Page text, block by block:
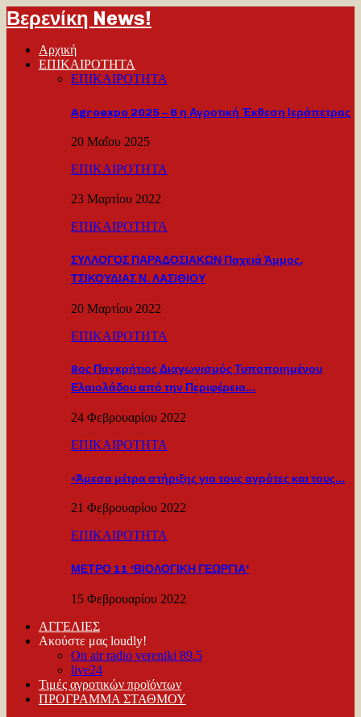
Βερενίκη News!
Αρχική
ΕΠΙΚΑΙΡΟΤΗΤΑ
ΕΠΙΚΑΙΡΟΤΗΤΑ
Agroexpo 2025 – 6 η Αγροτική Έκθεση Ιεράπετρας
20 Μαΐου 2025
ΕΠΙΚΑΙΡΟΤΗΤΑ
23 Μαρτίου 2022
ΕΠΙΚΑΙΡΟΤΗΤΑ
ΣΥΛΛΟΓΟΣ ΠΑΡΑΔΟΣΙΑΚΩΝ Παχειά Άμμος,
ΤΣΙΚΟΥΔΙΑΣ Ν. ΛΑΣΙΘΙΟΥ
20 Μαρτίου 2022
ΕΠΙΚΑΙΡΟΤΗΤΑ
8ος Παγκρήτιος Διαγωνισμός Τυποποιημένου
Ελαιολάδου από την Περιφέρεια…
24 Φεβρουαρίου 2022
ΕΠΙΚΑΙΡΟΤΗΤΑ
«Άμεσα μέτρα στήριξης για τους αγρότες και τους…
21 Φεβρουαρίου 2022
ΕΠΙΚΑΙΡΟΤΗΤΑ
ΜΕΤΡΟ 11 ‘ΒΙΟΛΟΓΙΚΗ ΓΕΩΡΓΙΑ’
15 Φεβρουαρίου 2022
ΑΓΓΕΛΙΕΣ
Ακούστε μας loudly!
On air radio vereniki 89.5
live24
Τιμές αγροτικών προϊόντων
ΠΡΟΓΡΑΜΜΑ ΣΤΑΘΜΟΥ